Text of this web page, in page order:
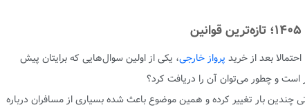
پرواز خارجی، یکی از اولین سوال‌هایی که برایتان پیش
چندین بار تغییر کرده و همین موضوع باعث شده بسیاری از مسافران درباره